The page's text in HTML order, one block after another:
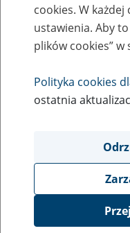
Wniosek UII
Opis:
Wniosek o weryfikację
uprawnionej do ich
Aktualizacja formularza:
skorzystaj z pliku
na komputerze, a
Reader (darmowy) lub
Przeglądarki
cookies. W
ustawienia. Aby
plików cookies” w
Polityka cookies
ostatnia